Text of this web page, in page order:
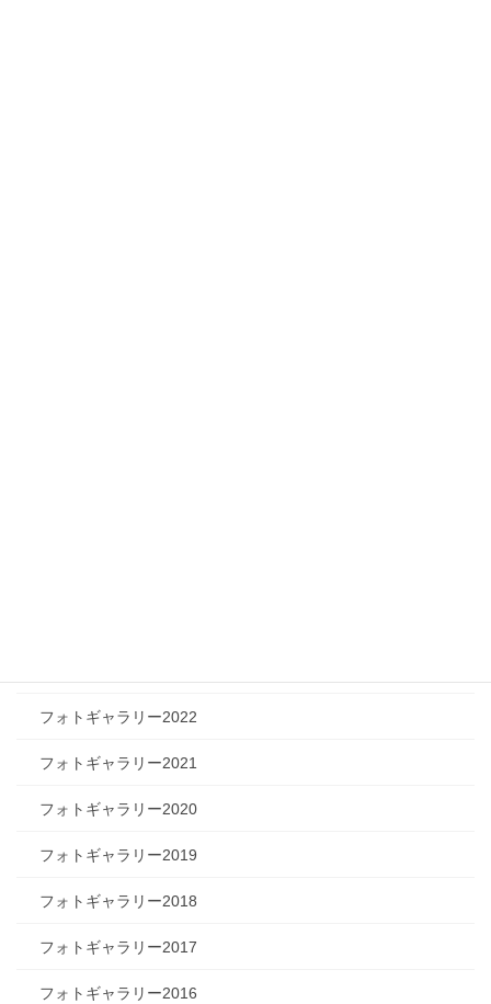
フォトギャラリー2022
フォトギャラリー2021
フォトギャラリー2020
フォトギャラリー2019
フォトギャラリー2018
フォトギャラリー2017
フォトギャラリー2016